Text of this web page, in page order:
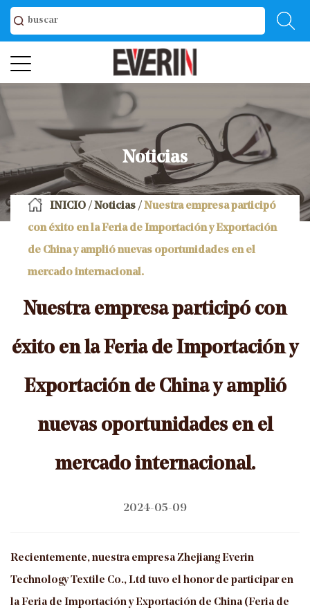
Noticias
INICIO /Noticias /Nuestra empresa participó
con éxito en la Feria de Importación y Exportación
de China y amplió nuevas oportunidades en el
mercado internacional.
Nuestra empresa participó con
éxito en la Feria de Importación y
Exportación de China y amplió
nuevas oportunidades en el
mercado internacional.
2024-05-09
Recientemente, nuestra empresa Zhejiang Everin
Technology Textile Co., Ltd tuvo el honor de participar en
la Feria de Importación y Exportación de China (Feria de